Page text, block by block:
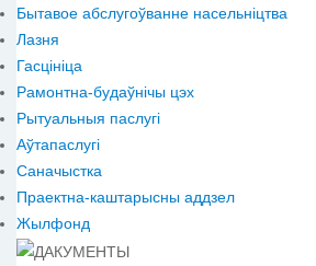
Бытавое абслугоўванне насельніцтва
Лазня
Гасцініца
Рамонтна-будаўнічы цэх
Рытуальныя паслугі
Аўтапаслугі
Саначыстка
Праектна-каштарысны аддзел
Жылфонд